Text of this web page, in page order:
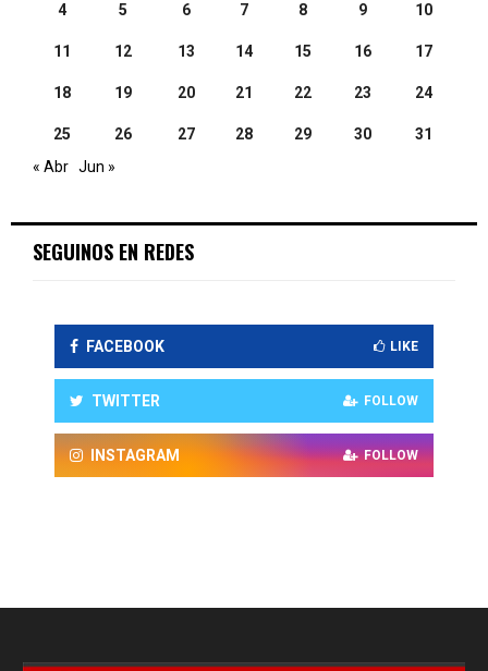
4 5 6 7 8 9 10
11 12 13 14 15 16 17
18 19 20 21 22 23 24
25 26 27 28 29 30
31
« Abr Jun »
SEGUINOS EN REDES
FACEBOOK LIKE
TWITTER FOLLOW
INSTAGRAM FOLLOW